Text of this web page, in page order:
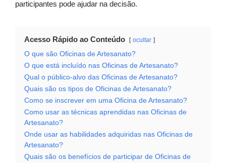
participantes pode ajudar na decisão.
Acesso Rápido ao Conteúdo ocultar
O que são Oficinas de Artesanato?
O que está incluído nas Oficinas de Artesanato?
Qual o público-alvo das Oficinas de Artesanato?
Quais são os tipos de Oficinas de Artesanato?
Como se inscrever em uma Oficina de Artesanato?
Como usar as técnicas aprendidas nas Oficinas de
Artesanato?
Onde usar as habilidades adquiridas nas Oficinas de
Artesanato?
Quais são os benefícios de participar de Oficinas de